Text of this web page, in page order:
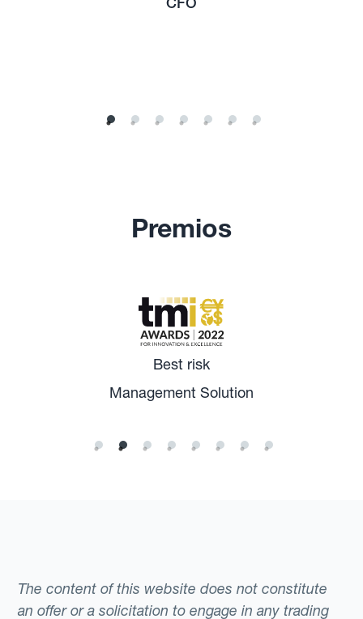
Premios
Best risk
Management Solution
The content of this website does not constitute
an offer or a solicitation to engage in any trading